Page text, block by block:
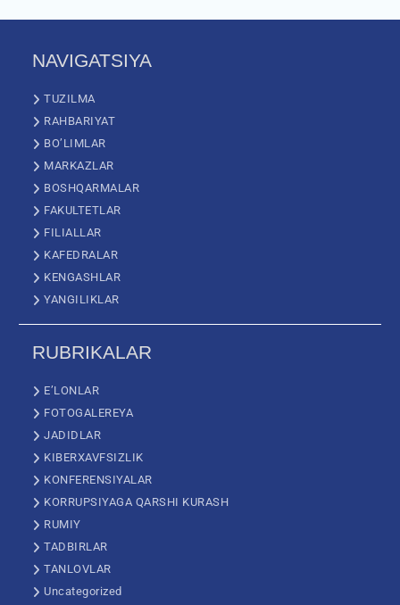
NAVIGATSIYA
TUZILMA
RAHBARIYAT
BO’LIMLAR
MARKAZLAR
BOSHQARMALAR
FAKULTETLAR
FILIALLAR
KAFEDRALAR
KENGASHLAR
YANGILIKLAR
RUBRIKALAR
E’LONLAR
FOTOGALEREYA
JADIDLAR
KIBERXAVFSIZLIK
KONFERENSIYALAR
KORRUPSIYAGA QARSHI KURASH
RUMIY
TADBIRLAR
TANLOVLAR
Uncategorized